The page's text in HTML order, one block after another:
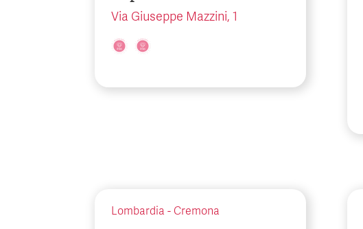
Via Giuseppe Mazzini, 1
Lombardia - Cremona